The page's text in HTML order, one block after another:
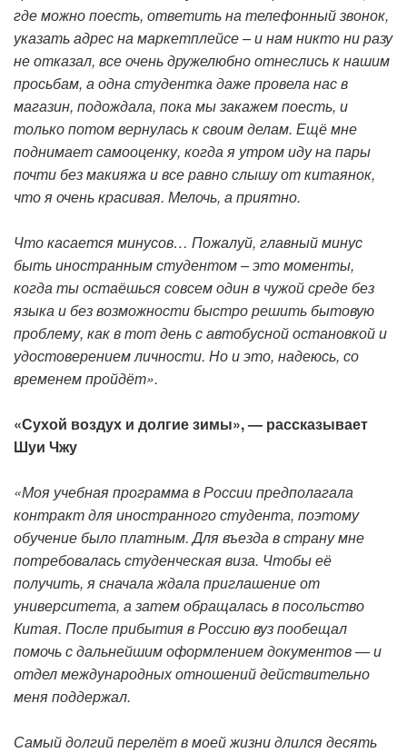
где можно поесть, ответить на телефонный звонок,
указать адрес на маркетплейсе – и нам никто ни разу
не отказал, все очень дружелюбно отнеслись к нашим
просьбам, а одна студентка даже провела нас в
магазин, подождала, пока мы закажем поесть, и
только потом вернулась к своим делам. Ещё мне
поднимает самооценку, когда я утром иду на пары
почти без макияжа и все равно слышу от китаянок,
что я очень красивая. Мелочь, а приятно.
Что касается минусов… Пожалуй, главный минус
быть иностранным студентом – это моменты,
когда ты остаёшься совсем один в чужой среде без
языка и без возможности быстро решить бытовую
проблему, как в тот день с автобусной остановкой и
удостоверением личности. Но и это, надеюсь, со
временем пройдёт».
«Сухой воздух и долгие зимы», — рассказывает
Шуи Чжу
«Моя учебная программа в России предполагала
контракт для иностранного студента, поэтому
обучение было платным. Для въезда в страну мне
потребовалась студенческая виза. Чтобы её
получить, я сначала ждала приглашение от
университета, а затем обращалась в посольство
Китая. После прибытия в Россию вуз пообещал
помочь с дальнейшим оформлением документов — и
отдел международных отношений действительно
меня поддержал.
Самый долгий перелёт в моей жизни длился десять